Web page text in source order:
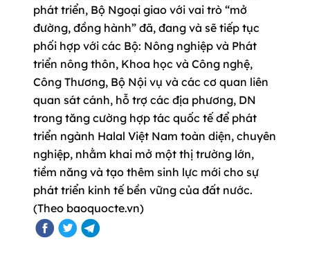
phát triển, Bộ Ngoại giao với vai trò “mở
đường, đồng hành” đã, đang và sẽ tiếp tục
phối hợp với các Bộ: Nông nghiệp và Phát
triển nông thôn, Khoa học và Công nghệ,
Công Thương, Bộ Nội vụ và các cơ quan liên
quan sát cánh, hỗ trợ các địa phương, DN
trong tăng cường hợp tác quốc tế để phát
triển ngành Halal Việt Nam toàn diện, chuyên
nghiệp, nhằm khai mở một thị trường lớn,
tiềm năng và tạo thêm sinh lực mới cho sự
phát triển kinh tế bền vững của đất nước.
(Theo baoquocte.vn)